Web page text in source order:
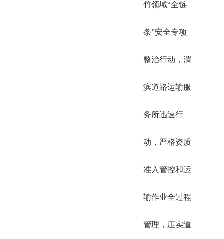
竹领域“全链
条”安全专项
整治行动，渭
滨道路运输服
务所迅速行
动，严格资质
准入管控和运
输作业全过程
管理，压实道